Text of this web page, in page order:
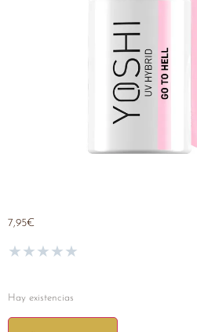
7,95€
★★★★★
Hay existencias